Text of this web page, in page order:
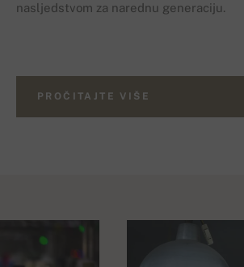
nasljedstvom za narednu generaciju.
PROČITAJTE VIŠE